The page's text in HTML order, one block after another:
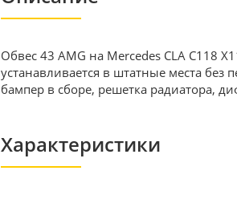
Обвес 43 AMG на Mercedes CLA C118
устанавливается в штатные места без
бампер в сборе, решетка радиатора,
Характеристики